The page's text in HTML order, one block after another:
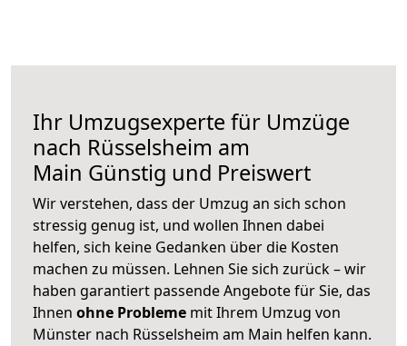
Ihr Umzugsexperte für Umzüge
nach Rüsselsheim am
Main Günstig und Preiswert
Wir verstehen, dass der Umzug an sich schon
stressig genug ist, und wollen Ihnen dabei
helfen, sich keine Gedanken über die Kosten
machen zu müssen. Lehnen Sie sich zurück – wir
haben garantiert passende Angebote für Sie, das
Ihnen ohne Probleme mit Ihrem Umzug von
Münster nach Rüsselsheim am Main helfen kann.